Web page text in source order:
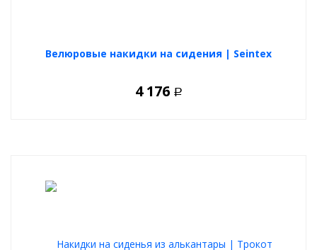
Велюровые накидки на сидения | Seintex
4 176 Р